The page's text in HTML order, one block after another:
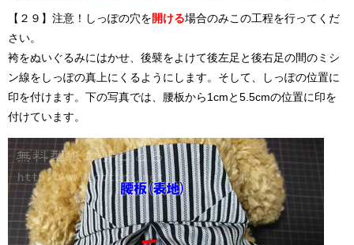
【２９】注意！しっぽの穴を 開ける場合のみこの工程を行ってくだ
さい。
袴をぬいぐるみにはかせ、後襞をよけて後左足と後右足の間のミシ
ン線をしっぽの真上にくるようにします。そして、しっぽの位置に
印を付けます。下の写真では、腰板から1cmと5.5cmの位置に印を
付けています。